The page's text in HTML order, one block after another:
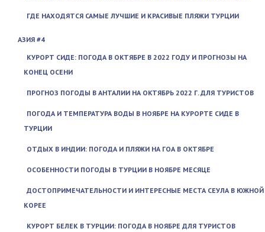
ГДЕ НАХОДЯТСЯ САМЫЕ ЛУЧШИЕ И КРАСИВЫЕ ПЛЯЖИ ТУРЦИИ
АЗИЯ #4
КУРОРТ СИДЕ: ПОГОДА В ОКТЯБРЕ В 2022 ГОДУ И ПРОГНОЗЫ НА
КОНЕЦ ОСЕНИ
ПРОГНОЗ ПОГОДЫ В АНТАЛИИ НА ОКТЯБРЬ 2022 Г. ДЛЯ ТУРИСТОВ
ПОГОДА И ТЕМПЕРАТУРА ВОДЫ В НОЯБРЕ НА КУРОРТЕ СИДЕ В
ТУРЦИИ
ОТДЫХ В ИНДИИ: ПОГОДА И ПЛЯЖИ НА ГОА В ОКТЯБРЕ
ОСОБЕННОСТИ ПОГОДЫ В ТУРЦИИ В НОЯБРЕ МЕСЯЦЕ
ДОСТОПРИМЕЧАТЕЛЬНОСТИ И ИНТЕРЕСНЫЕ МЕСТА СЕУЛА В ЮЖНОЙ
КОРЕЕ
КУРОРТ БЕЛЕК В ТУРЦИИ: ПОГОДА В НОЯБРЕ ДЛЯ ТУРИСТОВ